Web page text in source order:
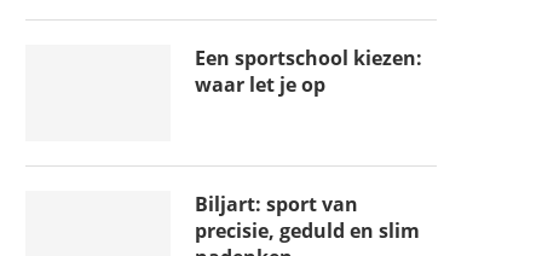
Een sportschool kiezen:
waar let je op
Biljart: sport van
precisie, geduld en slim